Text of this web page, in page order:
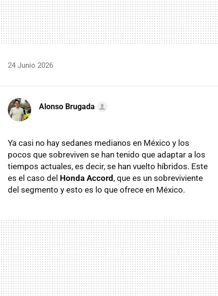
24 Junio 2026
Alonso Brugada
Ya casi no hay sedanes medianos en México y los
pocos que sobreviven se han tenido que adaptar a los
tiempos actuales, es decir, se han vuelto híbridos. Este
es el caso del Honda Accord , que es un sobreviviente
del segmento y esto es lo que ofrece en México.